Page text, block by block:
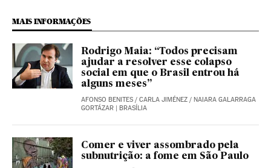
MAIS INFORMAÇÕES
Rodrigo Maia: “Todos precisam
ajudar a resolver esse colapso
social em que o Brasil entrou há
alguns meses”
AFONSO BENITES / CARLA JIMÉNEZ / NAIARA GALARRAGA
GORTÁZAR | BRASÍLIA
Comer e viver assombrado pela
subnutrição: a fome em São Paulo